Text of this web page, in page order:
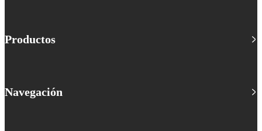
Productos
Navegación